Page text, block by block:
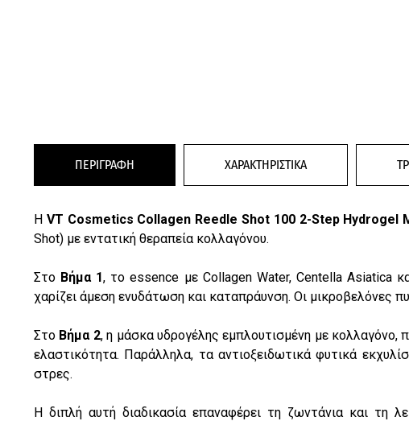
ΠΕΡΙΓΡΑΦΗ ΧΑΡΑΚΤΗΡΙΣΤΙΚΑ
Η VT Cosmetics Collagen Reedle Shot 100 2-Step Hydrogel
Shot) με εντατική θεραπεία κολλαγόνου.
Στο Βήμα 1, το essence με Collagen Water, Centella Asiatica
χαρίζει άμεση ενυδάτωση και καταπράυνση. Οι μικροβελόνες
Στο Βήμα 2, η μάσκα υδρογέλης εμπλουτισμένη με κολλαγόνο,
ελαστικότητα. Παράλληλα, τα αντιοξειδωτικά φυτικά
στρες.
Η διπλή αυτή διαδικασία επαναφέρει τη ζωντάνια και τη